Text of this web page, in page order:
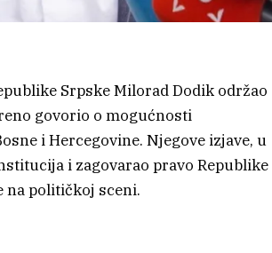
Srpske Milorad Dodik održao
govorio o mogućnosti
i Hercegovine. Njegove izjave, u
i zagovarao pravo Republike
na političkoj sceni.